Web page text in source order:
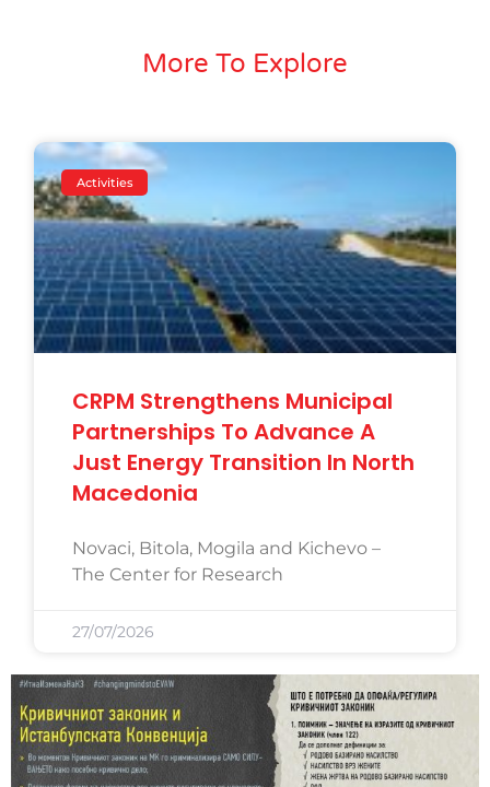
More To Explore
Activities
CRPM Strengthens Municipal
Partnerships To Advance A
Just Energy Transition In North
Macedonia
Novaci, Bitola, Mogila and Kichevo –
The Center for Research
27/07/2026